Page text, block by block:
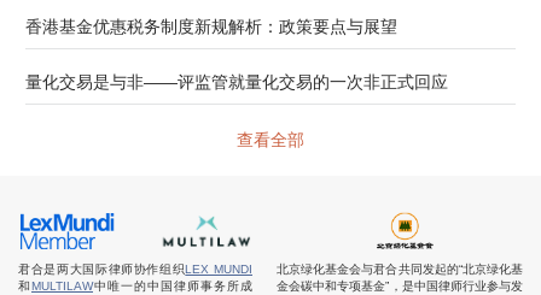
香港基金优惠税务制度新规解析：政策要点与展望
量化交易是与非——评监管就量化交易的一次非正式回应
查看全部
君合是两大国际律师协作组织LEX MUNDI
和 MULTILAW中唯一的中国律师事务所成
北京绿化基金会与君合共同发起的“北京绿化基
金会碳中和专项基金”，是中国律师行业参与发